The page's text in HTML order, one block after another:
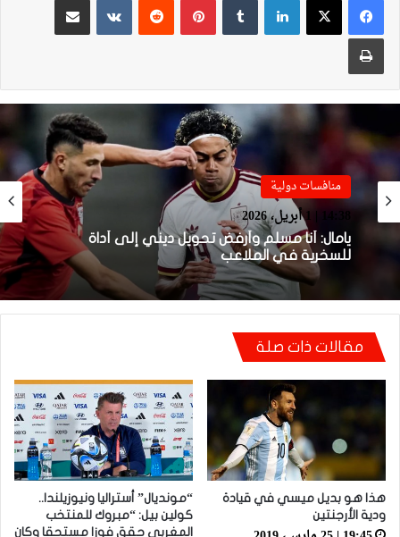
طباعة
منافسات دولية
14:38 | 1 أبريل، 2026
يامال: أنا مسلم وأرفض تحويل ديني إلى أداة
للسخرية في الملاعب
Sportime TV
14:04 | 1 أبريل، 2026
فيديو.. لحظة اجتياح الجمهور الجزائري لأرضية
ملعب تورينو وإحداث فوضى عارمة داخله
مقالات ذات صلة
هذا هو بديل ميسي في قيادة
ودية الأرجنتين
“مونديال” أستراليا ونيوزيلندا..
كولين بيل: “مبروك للمنتخب
المغربي حقق فوزا مستحقا وكان